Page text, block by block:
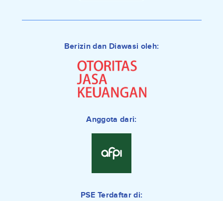
Berizin dan Diawasi oleh:
Anggota dari:
PSE Terdaftar di: